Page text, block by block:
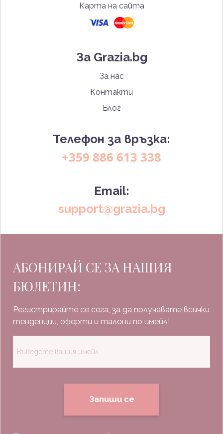
Карта на сайта
За Grazia.bg
За нас
Контакти
Блог
Телефон за връзка:
+359 886 613 338
Email:
support@grazia.bg
АБОНИРАЙ СЕ ЗА НАШИЯ
БЮЛЕТИН:
Регистрирайте се сега, за да получавате всички
тенденции, оферти и талони по имейл!
Запиши се